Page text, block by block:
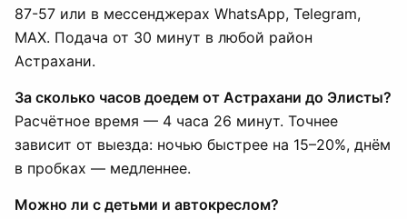
87-57 или в мессенджерах WhatsApp, Telegram,
MAX. Подача от 30 минут в любой район
Астрахани.
За сколько часов доедем от Астрахани до Элисты?
Расчётное время — 4 часа 26 минут. Точнее
зависит от выезда: ночью быстрее на 15–20%, днём
в пробках — медленнее.
Можно ли с детьми и автокреслом?